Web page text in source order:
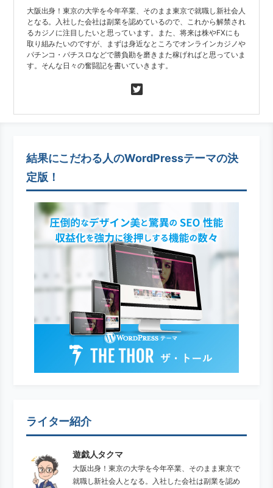
大阪出身！東京の大学を今年卒業、そのまま東京で就職し新社会人
となる。入社した会社は副業を認めているので、これから解禁され
るカジノに注目したいと思っています。また、将来は株やFXにも
取り組みたいのですが、まずは身近なところでオンラインカジノや
パチンコ・パチスロなどで勝負勘を磨きまた稼げればと思っていま
す。そんな日々の奮闘記を書いていきます。
結果にこだわる人のWordPressテーマの決
定版！
ライター紹介
遊戯人タクマ
大阪出身！東京の大学を今年卒業、そのまま東京で
就職し新社会人となる。入社した会社は副業を認め